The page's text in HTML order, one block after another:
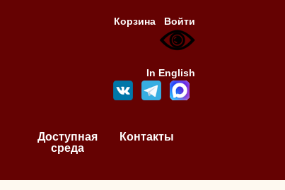
Корзина Войти
In English
Доступная
среда
Контакты